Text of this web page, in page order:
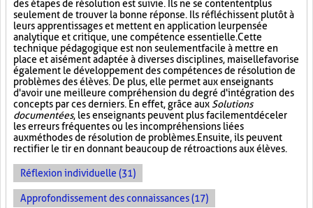
des étapes de résolution est suivie. Ils ne se contentent plus
seulement de trouver la bonne réponse. Ils réfléchissent plutôt à
leurs apprentissages et mettent en application leur pensée
analytique et critique, une compétence essentielle. Cette
technique pédagogique est non seulement facile à mettre en
place et aisément adaptée à diverses disciplines, mais elle favorise
également le développement des compétences de résolution de
problèmes des élèves. De plus, elle permet aux enseignants
d'avoir une meilleure compréhension du degré d'intégration des
concepts par ces derniers. En effet, grâce aux Solutions
documentées, les enseignants peuvent plus facilement déceler
les erreurs fréquentes ou les incompréhensions liées
aux méthodes de résolution de problèmes. Ensuite, ils peuvent
rectifier le tir en donnant beaucoup de rétroactions aux élèves.
Réflexion individuelle (31)
Approfondissement des connaissances (17)